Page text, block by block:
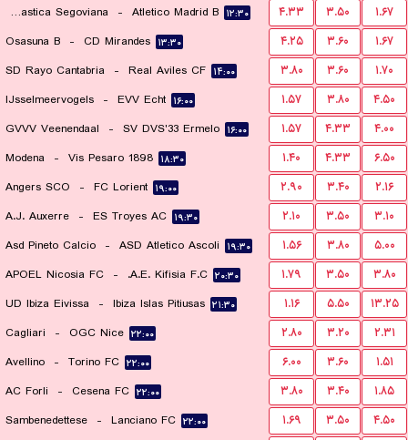
Gimnastica Segoviana
- Atletico Madrid B ۱۲:۳۰ ۴.۳۳ ۳.۵۰
۱.۶۷
Osasuna B - CD Mirandes ۱۳:۳۰ ۴.۲۵ ۳.۶۰
۱.۶۷
SD Rayo Cantabria - Real Aviles CF ۱۴:۰۰ ۳.۸۰ ۳.۶۰
۱.۷۰
IJsselmeervogels - EVV Echt ۱۶:۰۰ ۱.۵۷ ۳.۸۰
۴.۵۰
GVVV Veenendaal - SV DVS'33 Ermelo ۱۶:۰۰ ۱.۵۷ ۴.۳۳
۴.۰۰
Modena - Vis Pesaro 1898 ۱۸:۳۰ ۱.۴۰ ۴.۳۳
۶.۵۰
Angers SCO - FC Lorient ۱۹:۰۰ ۲.۹۰ ۳.۴۰
۲.۱۶
A.J. Auxerre - ES Troyes AC ۱۹:۳۰ ۲.۱۰ ۳.۵۰
۳.۱۰
Asd Pineto Calcio - ASD Atletico Ascoli ۱۹:۳۰ ۱.۵۶ ۳.۸۰
۵.۰۰
APOEL Nicosia FC - A.E. Kifisia F.C. ۲۰:۳۰ ۱.۷۹ ۳.۵۰
۳.۸۰
UD Ibiza Eivissa - Ibiza Islas Pitiusas ۲۱:۳۰ ۱.۱۶ ۵.۵۰
۱۳.۲۵
Cagliari - OGC Nice ۲۲:۰۰ ۲.۸۰ ۳.۲۰
۲.۳۱
Avellino - Torino FC ۲۲:۰۰ ۶.۰۰ ۳.۶۰
۱.۵۱
AC Forli - Cesena FC ۲۲:۰۰ ۳.۸۰ ۳.۴۰
۱.۸۵
Sambenedettese - Lanciano FC ۲۲:۰۰ ۱.۶۹ ۳.۵۰
۴.۵۰